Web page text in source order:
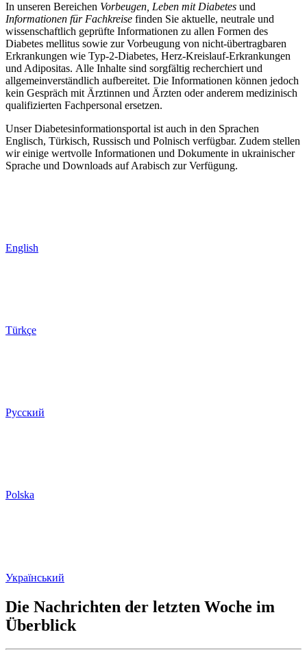
In unseren Bereichen Vorbeugen, Leben mit Diabetes und
Informationen für Fachkreise finden Sie aktuelle, neutrale und
wissenschaftlich geprüfte Informationen zu allen Formen des
Diabetes mellitus sowie zur Vorbeugung von nicht-übertragbaren
Erkrankungen wie Typ-2-Diabetes, Herz-Kreislauf-Erkrankungen
und Adipositas. Alle Inhalte sind sorgfältig recherchiert und
allgemeinverständlich aufbereitet. Die Informationen können jedoch
kein Gespräch mit Ärztinnen und Ärzten oder anderem medizinisch
qualifizierten Fachpersonal ersetzen.
Unser Diabetesinformationsportal ist auch in den Sprachen
Englisch, Türkisch, Russisch und Polnisch verfügbar. Zudem stellen
wir einige wertvolle Informationen und Dokumente in ukrainischer
Sprache und Downloads auf Arabisch zur Verfügung.
English
Türkçe
Русский
Polska
Український
Die Nachrichten der letzten Woche im
Überblick